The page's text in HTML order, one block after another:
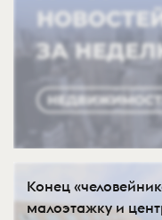
Конец
малоэтажку и